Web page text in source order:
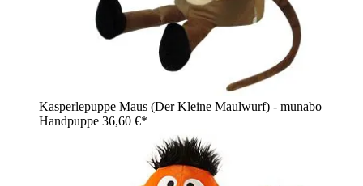
Kasperlepuppe Maus (Der Kleine Maulwurf) - munabo
Handpuppe 36,60 €*